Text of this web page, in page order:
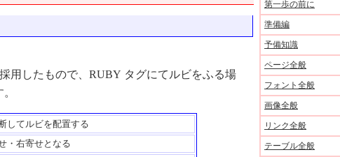
用したもので、RUBY タグにてルビをふる場
してルビを配置する
・右寄せとなる
第一歩の前に
準備編
予備知識
ページ全般
フォント全般
画像全般
リンク全般
テーブル全般